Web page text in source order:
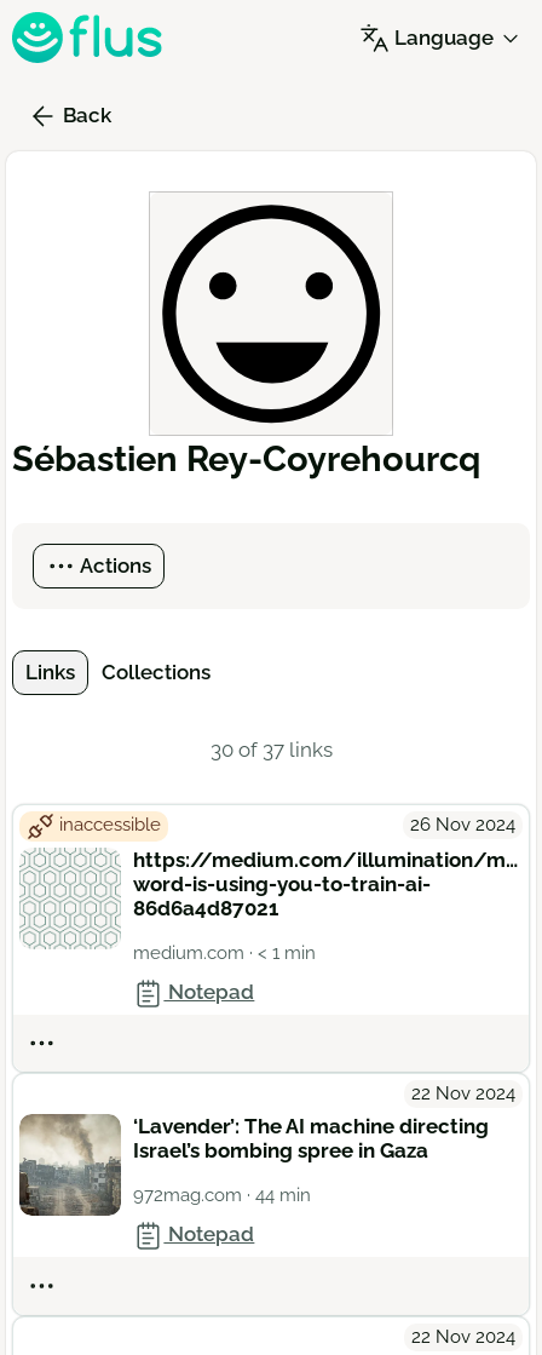
Skip
to
content
Language
Back
Sébastien Rey-Coyrehourcq
Actions
Links Collections
30 of 37 links
inaccessible 26 Nov 2024
https://medium.com/illumination/ms-
word-is-using-you-to-train-ai-
86d6a4d87021
medium.com · < 1 min
Notepad
22 Nov 2024
‘Lavender’: The AI machine directing
Israel’s bombing spree in Gaza
972mag.com · 44 min
Notepad
22 Nov 2024